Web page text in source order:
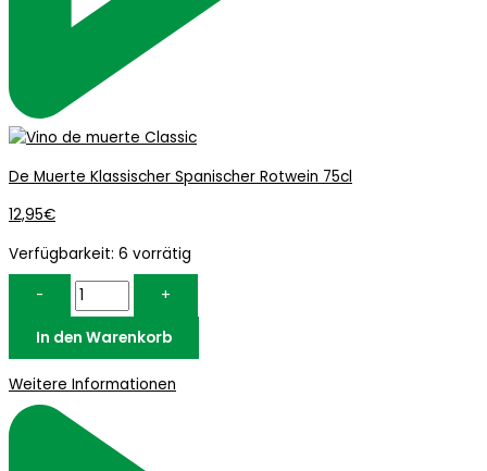
De Muerte Klassischer Spanischer Rotwein 75cl
12,95€
Verfügbarkeit: 6 vorrätig
-
+
In den Warenkorb
Weitere Informationen